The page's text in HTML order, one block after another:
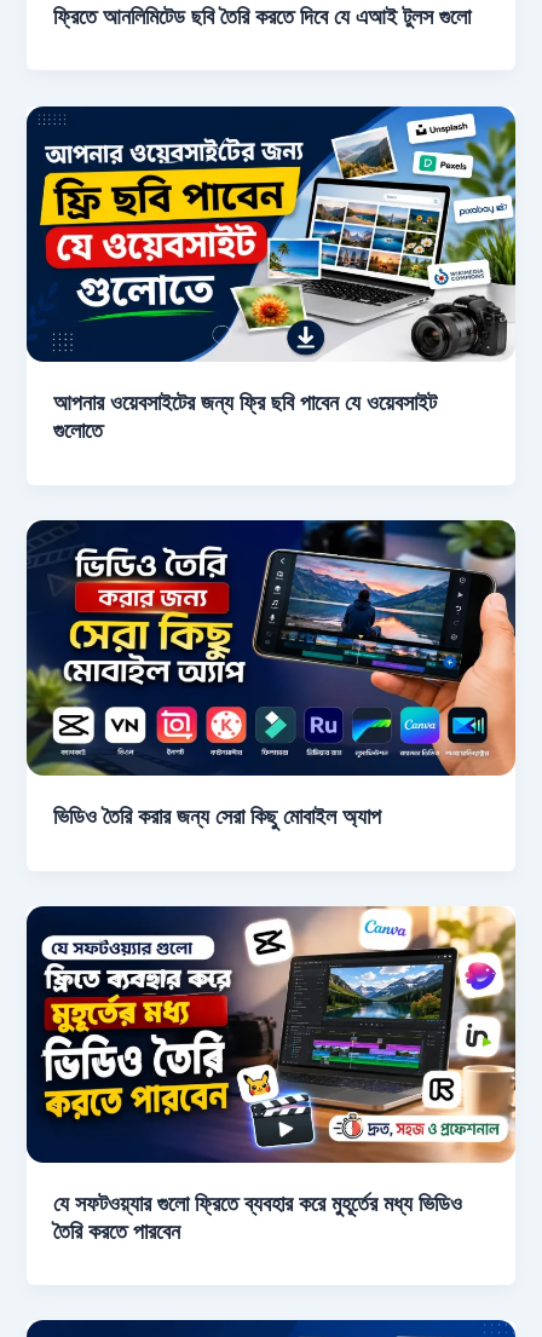
ফ্রিতে আনলিমিটেড ছবি তৈরি করতে দিবে যে এআই টুলস গুলো
আপনার ওয়েবসাইটের জন্য ফ্রি ছবি পাবেন যে ওয়েবসাইট
গুলোতে
ভিডিও তৈরি করার জন্য সেরা কিছু মোবাইল অ্যাপ
যে সফটওয়্যার গুলো ফ্রিতে ব্যবহার করে মুহূর্তের মধ্য ভিডিও
তৈরি করতে পারবেন